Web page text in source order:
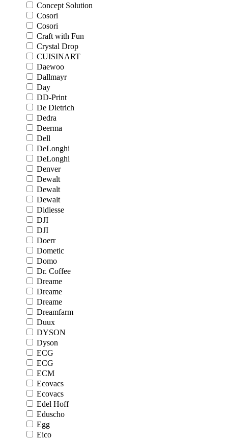
Concept Solution
Cosori
Cosori
Craft with Fun
Crystal Drop
CUISINART
Daewoo
Dallmayr
Day
DD-Print
De Dietrich
Dedra
Deerma
Dell
DeLonghi
DeLonghi
Denver
Dewalt
Dewalt
Dewalt
Didiesse
DJI
DJI
Doerr
Dometic
Domo
Dr. Coffee
Dreame
Dreame
Dreame
Dreamfarm
Duux
DYSON
Dyson
ECG
ECG
ECM
Ecovacs
Ecovacs
Edel Hoff
Eduscho
Egg
Eico